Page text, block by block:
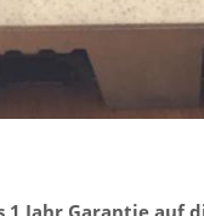
1 Jahr Garantie auf